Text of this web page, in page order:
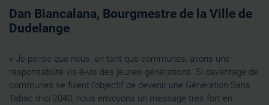
Dan Biancalana, Bourgmestre de la Ville de
Dudelange
« Je pense que nous, en tant que communes, avons une
responsabilité vis-à-vis des jeunes générations. Si davantage de
communes se fixent l’objectif de devenir une Génération Sans
Tabac d’ici 2040, nous envoyons un message très fort en